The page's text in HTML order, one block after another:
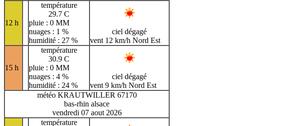
12 h
température
29.7 C
pluie : 0 MM
nuages : 1 %
humidité : 27 %
ciel dégagé
vent 12 km/h Nord Est
15 h
température
30.9 C
pluie : 0 MM
nuages : 4 %
humidité : 24 %
ciel dégagé
vent 9 km/h Nord Est
météo KRAUTWILLER 67170
bas-rhin alsace
vendredi 07 aout 2026
température